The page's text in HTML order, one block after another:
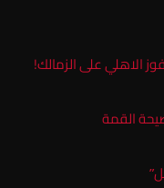
الاهلي على الزمالك!
القمة